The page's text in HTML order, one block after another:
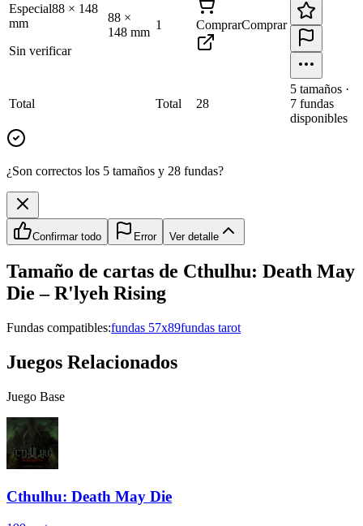
Especial88 × 148
mm
Sin verificar
88 ×
148 mm
1 ComprarComprar
Total Total 28
5 tamaños ·
7 fundas
disponibles
¿Son correctos los 5 tamaños y 28 fundas?
Confirmar todo Error Ver detalle
Tamaño de cartas de Cthulhu: Death May
Die – R'lyeh Rising
Fundas compatibles:fundas 57x89fundas tarot
Juegos Relacionados
Juego Base
Cthulhu: Death May Die